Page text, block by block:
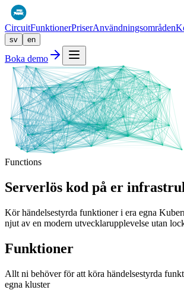
CircuitFunktionerPriserAnvändningsområden
sv en
Boka demo
Functions
Serverlös kod på er
Kör händelsestyrda funktioner i era egna
njut av en modern utvecklarupplevelse utan
Funktioner
Allt ni behöver för att köra händelsestyrda
egna kluster